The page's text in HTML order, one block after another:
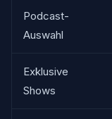
Podcast-
Auswahl
Exklusive
Shows